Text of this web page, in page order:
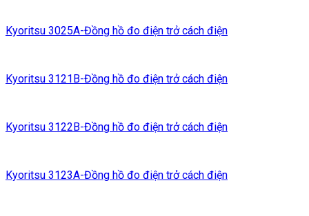
Kyoritsu 3025A-Đồng hồ đo điện trở cách điện
Kyoritsu 3121B-Đồng hồ đo điện trở cách điện
Kyoritsu 3122B-Đồng hồ đo điện trở cách điện
Kyoritsu 3123A-Đồng hồ đo điện trở cách điện